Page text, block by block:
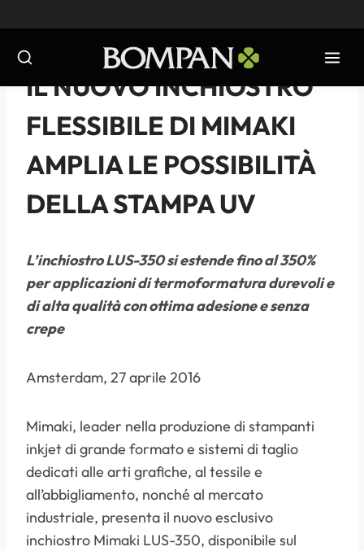
al
contenuto
NOTIZIE 2019
IL NUOVO INCHIOSTRO
FLESSIBILE DI MIMAKI
AMPLIA LE POSSIBILITÀ
DELLA STAMPA UV
L’inchiostro LUS-350 si estende fino al 350%
per applicazioni di termoformatura durevoli e
di alta qualità con ottima adesione e senza
crepe
Amsterdam, 27 aprile 2016
Mimaki, leader nella produzione di stampanti
inkjet di grande formato e sistemi di taglio
dedicati alle arti grafiche, al tessile e
all’abbigliamento, nonché al mercato
industriale, presenta il nuovo esclusivo
inchiostro Mimaki LUS-350, disponibile sul